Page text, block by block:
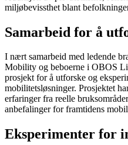
miljøbevissthet blant
Samarbeid for å
I nært samarbeid med ledende
Mobility og beboerne i OBOS
prosjekt for å utforske og
mobilitetsløsninger. Prosjektet
erfaringer fra reelle
anbefalinger for framtidens
Eksperimenter for